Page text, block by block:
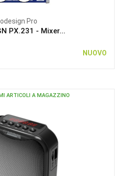
Pro
PX.231 - Mixer...
NUOVO
ARTICOLI A MAGAZZINO